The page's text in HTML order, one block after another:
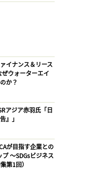
イナンス＆リース
ぜウォーターエイ
か？
アジア赤羽氏「日
』」
が目指す企業との
〜SDGsビジネス
第1回）